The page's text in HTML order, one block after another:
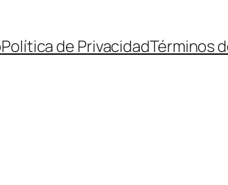
Política de PrivacidadTérminos